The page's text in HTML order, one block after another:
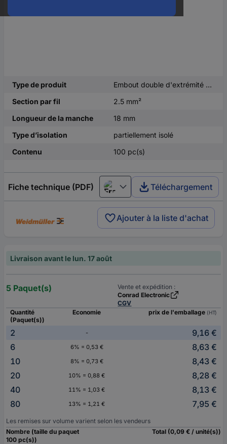
Type de produit
Embout double d'extrémité de câble
Section par fil
2.5 mm²
Longueur de la manche
18 mm
Type d’isolation
partiellement isolé
Contenu
100 pc(s)
Fiche technique (PDF) Français Téléchargement
Ajouter à la liste d'achat
Livraison avant le lun. 17 août
5 Paquet(s)
Vente et expédition :
Conrad Electronic
CGV
Quantité
(Paquet(s))
Economie prix de l'emballage (HT)
2 -
9,16 €
6
6% = 0,53 €
8,63 €
10
8% = 0,73 €
8,43 €
20
10% = 0,88 €
8,28 €
40
11% = 1,03 €
8,13 €
80
13% = 1,21 € 7,95 €
Les remises sur volume varient selon les vendeurs
Nombre (taille du paquet
100 pc(s))
Total (0,09 € / unité(s))